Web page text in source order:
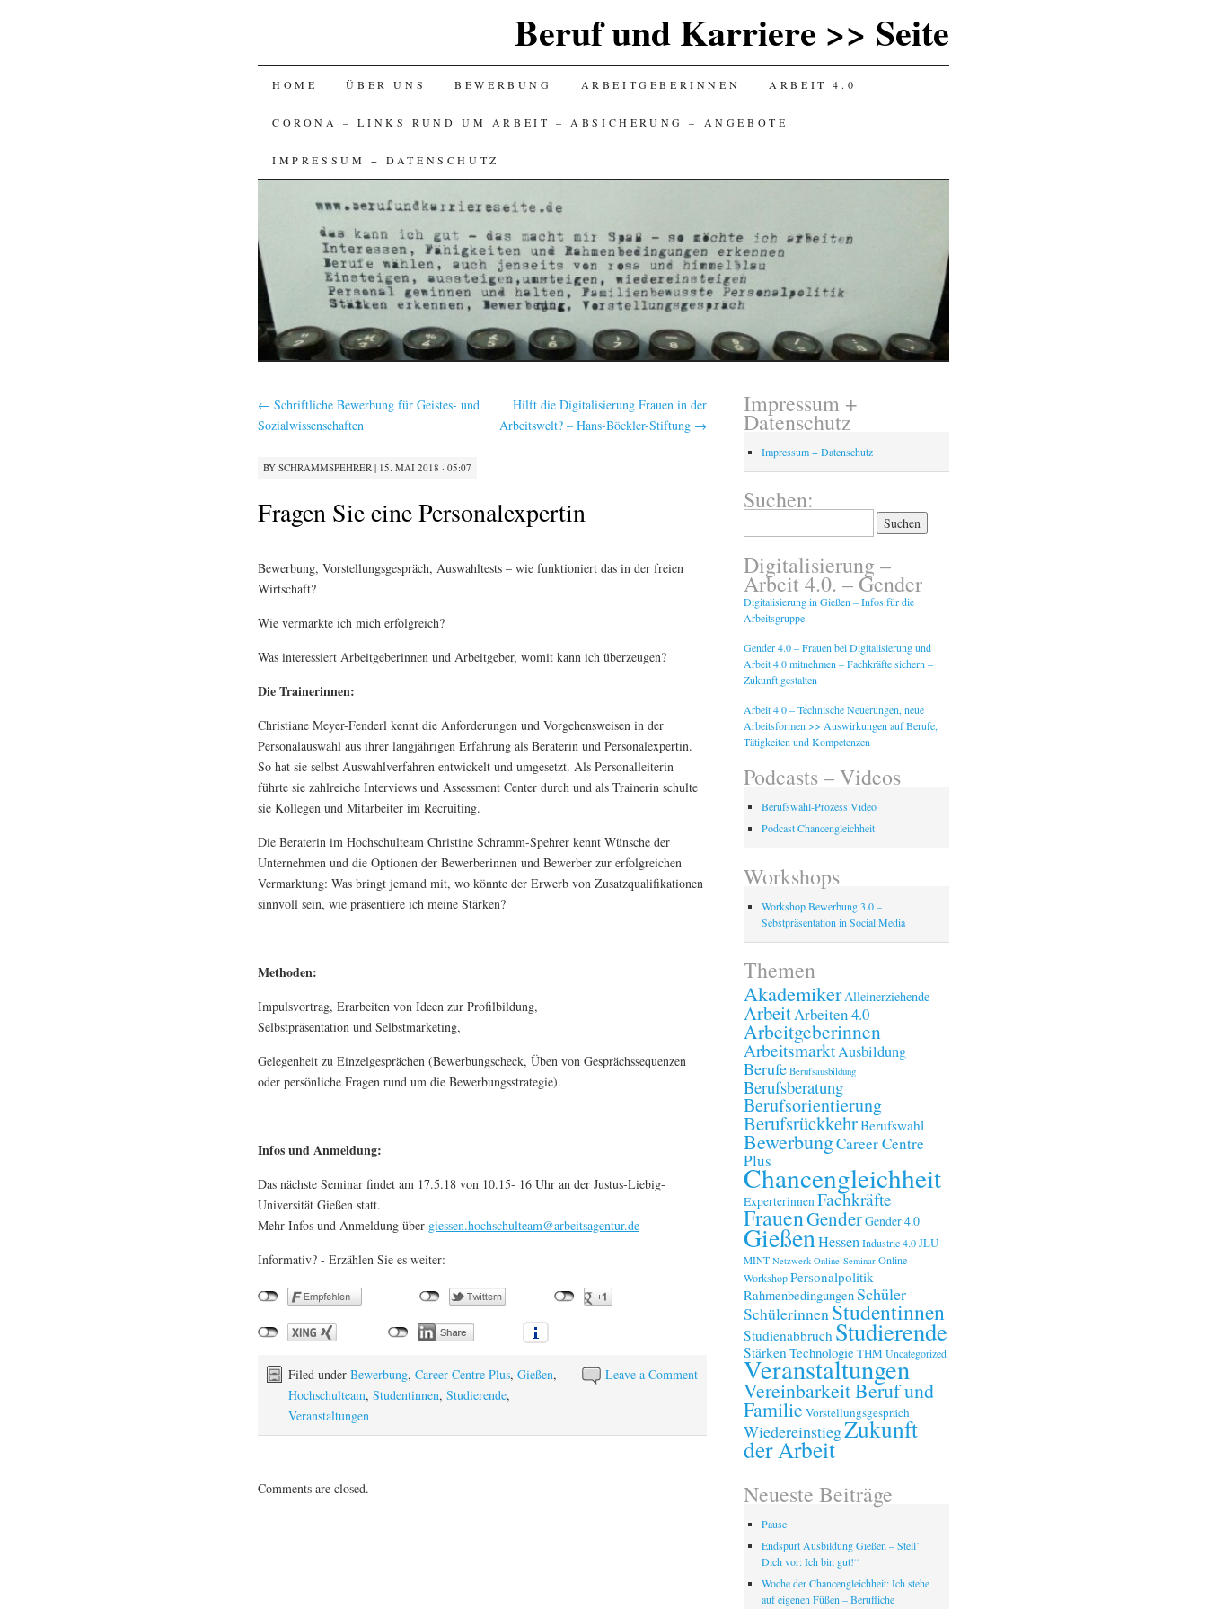
Beruf und Karriere >> Seite
SKIP
TO
CONTENT
HOME ÜBER UNS BEWERBUNG ARBEITGEBERINNEN ARBEIT 4.0
CORONA – LINKS RUND UM ARBEIT – ABSICHERUNG – ANGEBOTE
IMPRESSUM + DATENSCHUTZ
← Schriftliche Bewerbung für Geistes- und
Sozialwissenschaften
Hilft die Digitalisierung Frauen in der
Arbeitswelt? – Hans-Böckler-Stiftung →
BY SCHRAMMSPEHRER | 15. MAI 2018 · 05:07
Fragen Sie eine Personalexpertin
Bewerbung, Vorstellungsgespräch, Auswahltests – wie funktioniert das in der freien
Wirtschaft?
Wie vermarkte ich mich erfolgreich?
Was interessiert Arbeitgeberinnen und Arbeitgeber, womit kann ich überzeugen?
Die Trainerinnen:
Christiane Meyer-Fenderl kennt die Anforderungen und Vorgehensweisen in der
Personalauswahl aus ihrer langjährigen Erfahrung als Beraterin und Personalexpertin.
So hat sie selbst Auswahlverfahren entwickelt und umgesetzt. Als Personalleiterin
führte sie zahlreiche Interviews und Assessment Center durch und als Trainerin schulte
sie Kollegen und Mitarbeiter im Recruiting.
Die Beraterin im Hochschulteam Christine Schramm-Spehrer kennt Wünsche der
Unternehmen und die Optionen der Bewerberinnen und Bewerber zur erfolgreichen
Vermarktung: Was bringt jemand mit, wo könnte der Erwerb von Zusatzqualifikationen
sinnvoll sein, wie präsentiere ich meine Stärken?
Methoden:
Impulsvortrag, Erarbeiten von Ideen zur Profilbildung,
Selbstpräsentation und Selbstmarketing,
Gelegenheit zu Einzelgesprächen (Bewerbungscheck, Üben von Gesprächssequenzen
oder persönliche Fragen rund um die Bewerbungsstrategie).
Infos und Anmeldung:
Das nächste Seminar findet am 17.5.18 von 10.15- 16 Uhr an der Justus-Liebig-
Universität Gießen statt.
Mehr Infos und Anmeldung über giessen.hochschulteam@arbeitsagentur.de
Informativ? - Erzählen Sie es weiter:
Leave a Comment
Filed under Bewerbung, Career Centre Plus, Gießen,
Hochschulteam, Studentinnen, Studierende,
Veranstaltungen
Comments are closed.
Impressum +
Datenschutz
Impressum + Datenschutz
Suchen:
nach:
Digitalisierung –
Arbeit 4.0. – Gender
Digitalisierung in Gießen – Infos für die
Arbeitsgruppe
Gender 4.0 – Frauen bei Digitalisierung und
Arbeit 4.0 mitnehmen – Fachkräfte sichern –
Zukunft gestalten
Arbeit 4.0 – Technische Neuerungen, neue
Arbeitsformen >> Auswirkungen auf Berufe,
Tätigkeiten und Kompetenzen
Podcasts – Videos
Berufswahl-Prozess Video
Podcast Chancengleichheit
Workshops
Workshop Bewerbung 3.0 –
Sebstpräsentation in Social Media
Themen
AkademikerAlleinerziehende
ArbeitArbeiten 4.0
Arbeitgeberinnen
ArbeitsmarktAusbildung
Berufe Berufsausbildung
Berufsberatung
Berufsorientierung
BerufsrückkehrBerufswahl
BewerbungCareer Centre
Plus
Chancengleichheit
ExperterinnenFachkräfte
FrauenGenderGender 4.0
GießenHessen Industrie 4.0 JLU
MINT Netzwerk Online-Seminar Online
Workshop Personalpolitik
RahmenbedingungenSchüler
SchülerinnenStudentinnen
Studienabbruch Studierende
Stärken TechnologieTHM Uncategorized
Veranstaltungen
Vereinbarkeit Beruf und
Familie Vorstellungsgespräch
WiedereinstiegZukunft
der Arbeit
Neueste Beiträge
Pause
Endspurt Ausbildung Gießen – Stell´
Dich vor: Ich bin gut!“
Woche der Chancengleichheit: Ich stehe
auf eigenen Füßen – Berufliche